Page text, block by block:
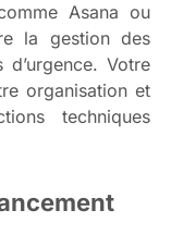
Asana ou
la gestion des
Votre
organisation et
techniques